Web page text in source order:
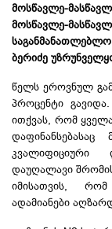
მოსწავლე-
მოსწავლე-
ბერიძე
წელს ეროვნულ
პროცენტი
ითქვას, რომ
კვალიფიციური
დაუღალავი
იმისათვის,
ადამიანები